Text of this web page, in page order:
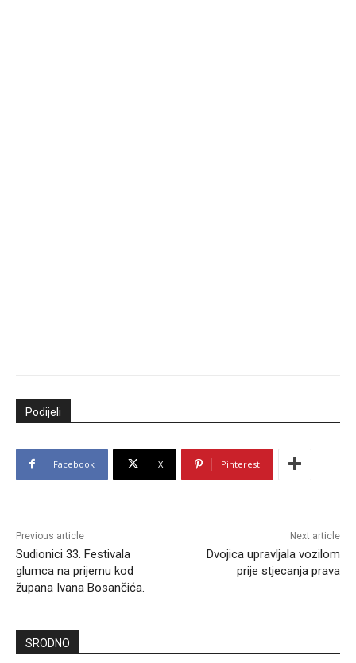
Podijeli
Facebook X Pinterest
Previous article
Sudionici 33. Festivala
glumca na prijemu kod
župana Ivana Bosančića.
Next article
Dvojica upravljala vozilom
prije stjecanja prava
SRODNO